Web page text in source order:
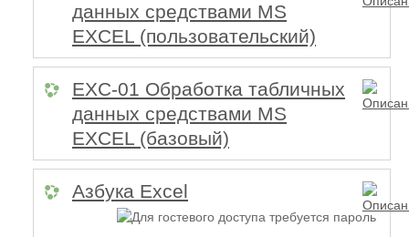
данных средствами MS
EXCEL (пользовательский)
EXC-01 Обработка табличных
данных средствами MS
EXCEL (базовый)
Азбука Excel